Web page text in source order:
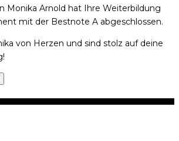
Monika Arnold hat Ihre Weiterbildung
mit der Bestnote A abgeschlossen.
von Herzen und sind stolz auf deine